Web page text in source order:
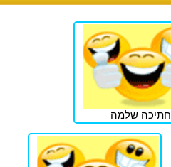
חתיכה שלמה